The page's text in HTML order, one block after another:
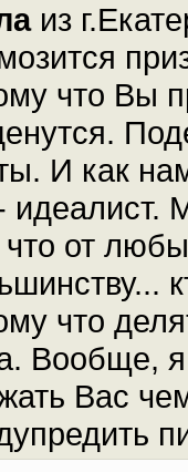
из
что Вы
И как
идеалист.
что от
что
Вообще,
Вас